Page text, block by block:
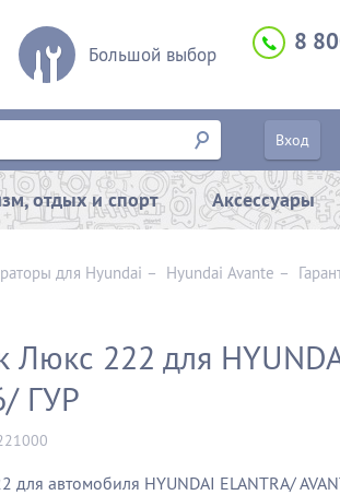
Большой выбор 8
Вход
отдых и спорт Аксессуары
для Hyundai – Hyundai Avante –
Люкс 222 для
ГУР
для автомобиля HYUNDAI ELANTRA/